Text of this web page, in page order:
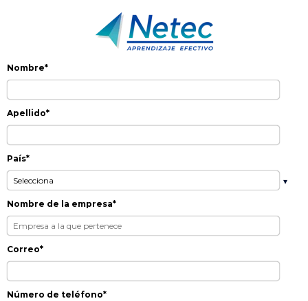
Nombre*
Apellido*
País*
Nombre de la empresa*
Correo*
Número de teléfono*